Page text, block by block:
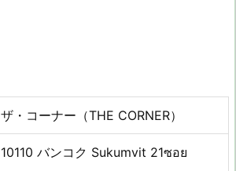
ザ・コーナー（THE CORNER）
10110 バンコク Sukumvit 21ซอย